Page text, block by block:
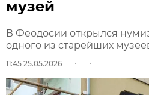
музей
В Феодосии открылся
одного из старейших
11:45 25.05.2026